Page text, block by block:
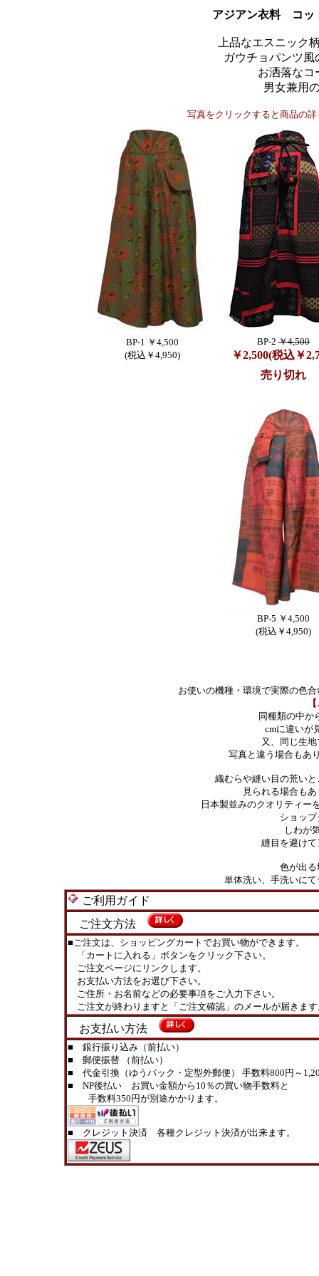
アジアン衣料 コッ
上品なエスニック
ガウチョパンツ
お洒落なコ
男女兼用
写真をクリックすると商品の
BP-1 ￥4,500
(税込￥4,950)
BP-2 ￥4,500
￥2,500(税込￥
売り切れ
BP-5 ￥4,500
(税込￥4,950)
お使いの機種・環境で実際の色
同種類の中か
cmに違いが
又、同じ生
写真と違う場合もあ
織むらや縫い目の荒い
見られる場合も
日本製並みのクオリティー
ショッ
しわが
縫目を避け
色が出
単体洗い、手洗いに
ご利用ガイド
ご注文方法
■ご注文は、ショッピングカートでお買い物ができます。
「カートに入れる」ボタンをクリック下さい。
ご注文ページにリンクします。
お支払い方法をお選び下さい。
ご住所・お名前などの必要事項をご入力下さい。
ご注文が終わりますと「ご注文確認」のメールが届きま
お支払い方法
■ 銀行振り込み（前払い）
■ 郵便振替 （前払い）
■ 代金引換（ゆうパック・定型外郵便） 手数料800円～
■ NP後払い お買い金額から10％の買い物手数料と
手数料350円が別途かかります。
■ クレジット決済 各種クレジット決済が出来ます。